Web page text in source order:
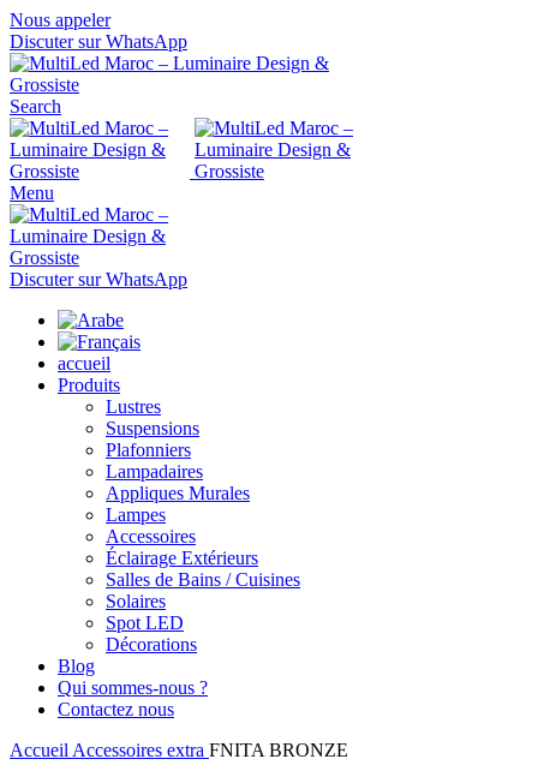
Nous appeler
Discuter sur WhatsApp
Search
Menu
Discuter sur WhatsApp
accueil
Produits
Lustres
Suspensions
Plafonniers
Lampadaires
Appliques Murales
Lampes
Accessoires
Éclairage Extérieurs
Salles de Bains / Cuisines
Solaires
Spot LED
Décorations
Blog
Qui sommes-nous ?
Contactez nous
Accueil Accessoires extra FNITA BRONZE